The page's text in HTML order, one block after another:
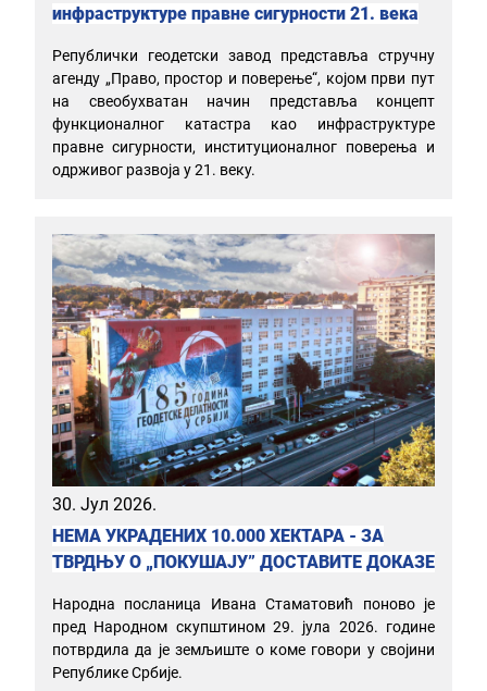
инфраструктуре правне сигурности 21. века
Републички геодетски завод представља стручну
агенду „Право, простор и поверење“, којом први пут
на свеобухватан начин представља концепт
функционалног катастра као инфраструктуре
правне сигурности, институционалног поверења и
одрживог развоја у 21. веку.
30. Јул 2026.
НЕМА УКРАДЕНИХ 10.000 ХЕКТАРА - ЗА
ТВРДЊУ О „ПОКУШАЈУ” ДОСТАВИТЕ ДОКАЗЕ
Народна посланица Ивана Стаматовић поново је
пред Народном скупштином 29. јула 2026. године
потврдила да је земљиште о коме говори у својини
Републике Србије.